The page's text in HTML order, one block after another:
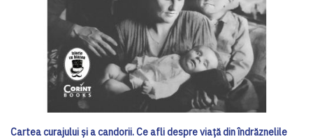
Cartea curajului și a candorii. Ce afli despre viață din îndrăznelile